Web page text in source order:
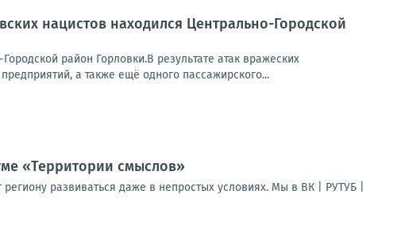
нацистов находился Центрально-Городской
район Горловки.В результате атак вражеских
а также ещё одного пассажирского...
«Территории смыслов»
развиваться даже в непростых условиях. Мы в ВК | РУТУБ |